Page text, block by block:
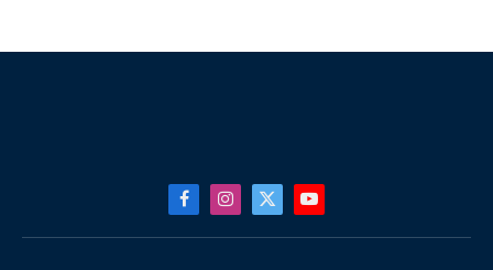
FacebookInstagram
X
YouTube